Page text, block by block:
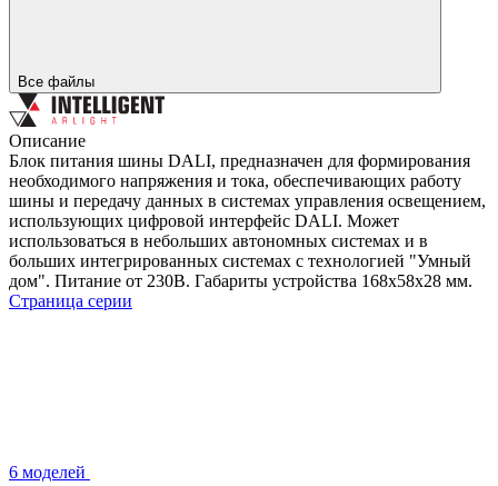
Все файлы
Описание
Блок питания шины DALI, предназначен для формирования
необходимого напряжения и тока, обеспечивающих работу
шины и передачу данных в системах управления освещением,
использующих цифровой интерфейс DALI. Может
использоваться в небольших автономных системах и в
больших интегрированных системах с технологией "Умный
дом". Питание от 230В. Габариты устройства 168x58x28 мм.
Страница серии
6 моделей